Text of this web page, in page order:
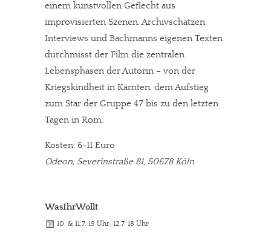
einem kunstvollen Geflecht aus
improvisierten Szenen, Archivschätzen,
Interviews und Bachmanns eigenen Texten
durchmisst der Film die zentralen
Lebensphasen der Autorin – von der
Kriegskindheit in Kärnten, dem Aufstieg
zum Star der Gruppe 47 bis zu den letzten
Tagen in Rom.
Kosten: 6-11 Euro
Odeon, Severinstraße 81, 50678 Köln
WasIhrWollt
10. & 11.7. 19 Uhr, 12.7. 18 Uhr